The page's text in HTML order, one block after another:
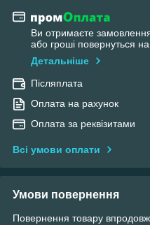
Ви отримаєте
або гроші повернуться
Детальніше
Післяплата
Оплата на рахунок
Оплата за реквізитами
Всі умови оплати
Умови повернення
Повернення товару